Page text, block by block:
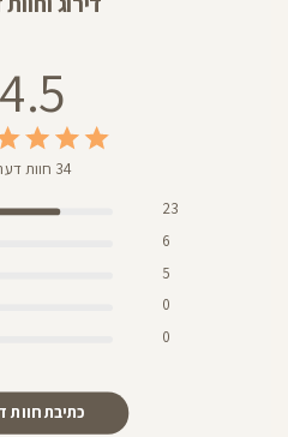
4.5
34 חוות דעת
23
6
5
0
0
כתיבת חוות